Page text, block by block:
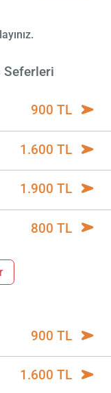
Seferleri
900 TL
1.600 TL
1.900 TL
800 TL
900 TL
1.600 TL